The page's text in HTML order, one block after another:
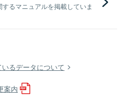
るマニュアルを掲載していま
るデータについて
案内